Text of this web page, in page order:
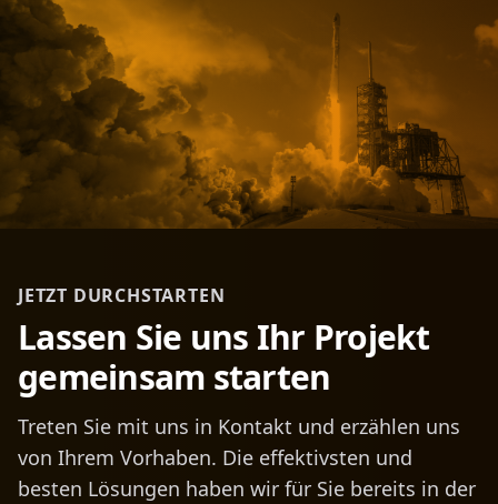
JETZT DURCHSTARTEN
Lassen Sie uns Ihr Projekt
gemeinsam starten
Treten Sie mit uns in Kontakt und erzählen uns
von Ihrem Vorhaben. Die effektivsten und
besten Lösungen haben wir für Sie bereits in der